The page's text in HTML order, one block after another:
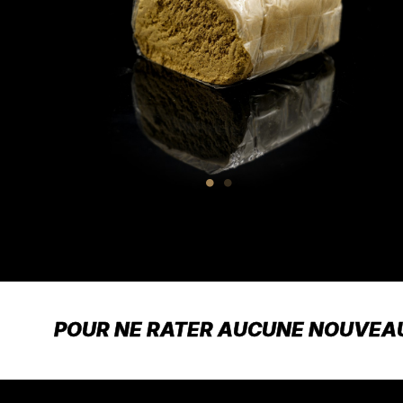
POUR NE RATER AUCUNE